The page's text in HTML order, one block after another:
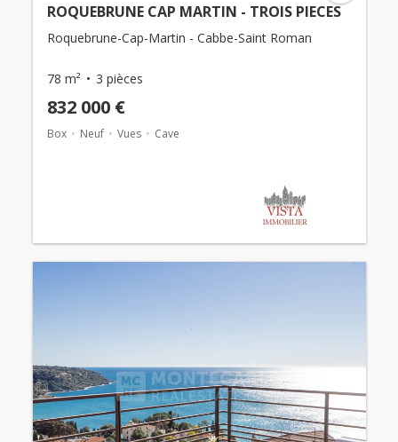
ROQUEBRUNE CAP MARTIN - TROIS PIECES
Roquebrune-Cap-Martin - Cabbe-Saint Roman
78 m² 3 pièces
832 000 €
Box Neuf Vues Cave